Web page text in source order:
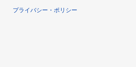
プライバシー・ポリシー